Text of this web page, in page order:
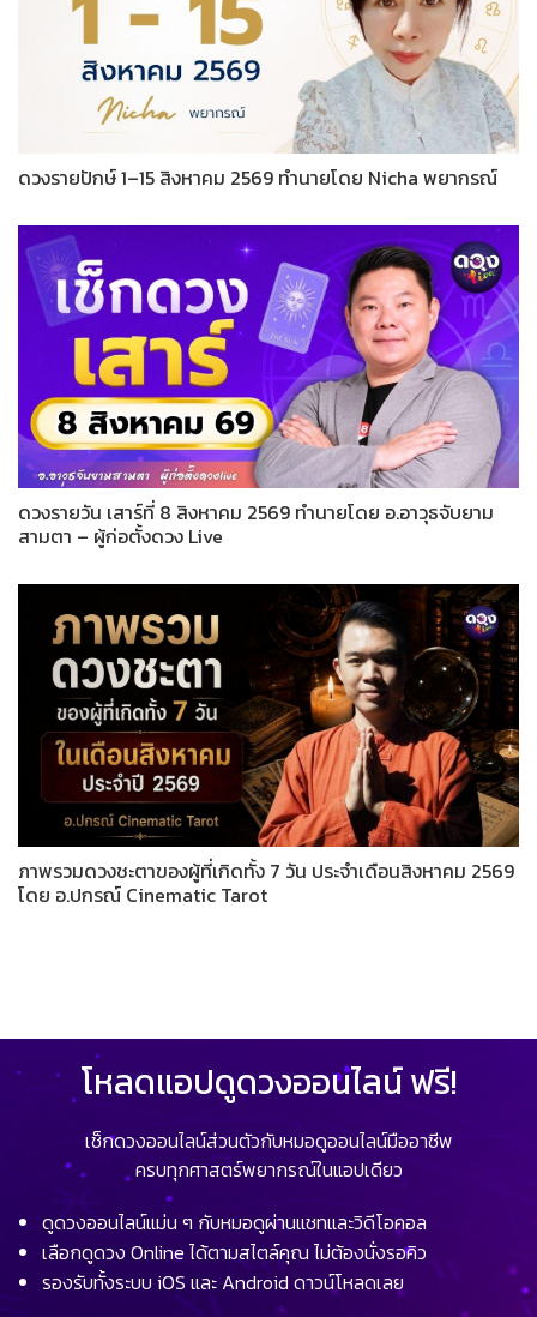
ดวงรายปักษ์ 1–15 สิงหาคม 2569 ทำนายโดย Nicha พยากรณ์
ดวงรายวัน เสาร์ที่ 8 สิงหาคม 2569 ทำนายโดย อ.อาวุธจับยาม
สามตา – ผู้ก่อตั้งดวง Live
ภาพรวมดวงชะตาของผู้ที่เกิดทั้ง 7 วัน ประจำเดือนสิงหาคม 2569
โดย อ.ปกรณ์ Cinematic Tarot
โหลดแอปดูดวงออนไลน์ ฟรี!
เช็กดวงออนไลน์ส่วนตัวกับหมอดูออนไลน์มืออาชีพ
ครบทุกศาสตร์พยากรณ์ในแอปเดียว
ดูดวงออนไลน์แม่น ๆ กับหมอดูผ่านแชทและวิดีโอคอล
เลือกดูดวง Online ได้ตามสไตล์คุณ ไม่ต้องนั่งรอคิว
รองรับทั้งระบบ iOS และ Android ดาวน์โหลดเลย